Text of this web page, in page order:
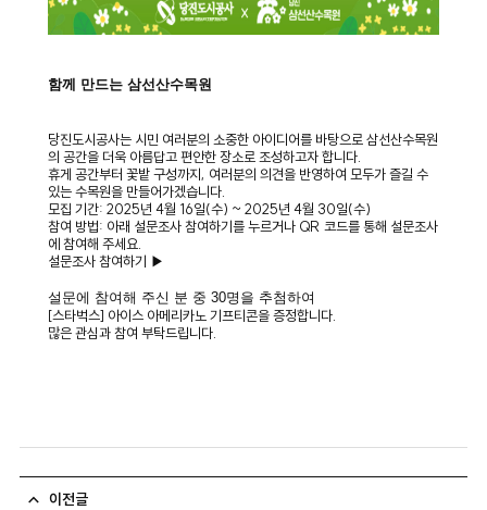
함께 만드는 삼선산수목원
당진도시공사는 시민 여러분의 소중한 아이디어를 바탕으로 삼선산수목원
의 공간을 더욱 아름답고 편안한 장소로 조성하고자 합니다.
휴게 공간부터 꽃밭 구성까지, 여러분의 의견을 반영하여 모두가 즐길 수
있는 수목원을 만들어가겠습니다.
모집 기간: 2025년 4월 16일(수) ~ 2025년 4월 30일(수)
참여 방법: 아래 설문조사 참여하기를 누르거나 QR 코드를 통해 설문조사
에 참여해 주세요.
설문조사 참여하기 ▶
설문에 참여해 주신 분 중 30명을 추첨하여
[스타벅스] 아이스 아메리카노 기프티콘을 증정합니다.
많은 관심과 참여 부탁드립니다.
이전글